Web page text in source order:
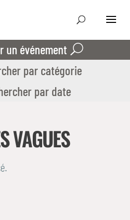
un événement
par catégorie
par date
VAGUES